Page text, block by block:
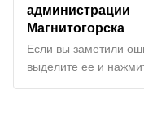
администрации
Магнитогорска
Если вы заметили
выделите ее и